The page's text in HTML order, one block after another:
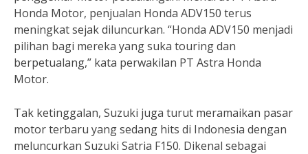
Honda Motor, penjualan Honda ADV150 terus
meningkat sejak diluncurkan. “Honda ADV150 menjadi
pilihan bagi mereka yang suka touring dan
berpetualang,” kata perwakilan PT Astra Honda
Motor.
Tak ketinggalan, Suzuki juga turut meramaikan pasar
motor terbaru yang sedang hits di Indonesia dengan
meluncurkan Suzuki Satria F150. Dikenal sebagai